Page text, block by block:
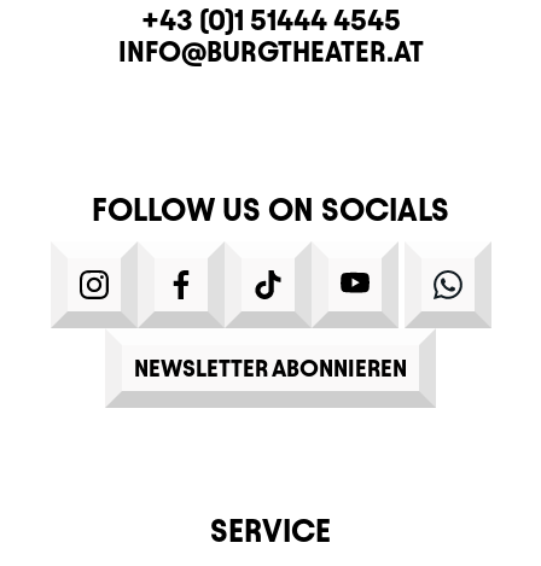
CONTACTTELEPHONE
+43 (0)1 51444 4545
E-MAIL
INFO@BURGTHEATER.AT
FOLLOW US ON SOCIALS
INSTAGRAMFACEBOOKTIKTOK YOUTUBE
NEWSLETTER ABONNIEREN
SERVICE